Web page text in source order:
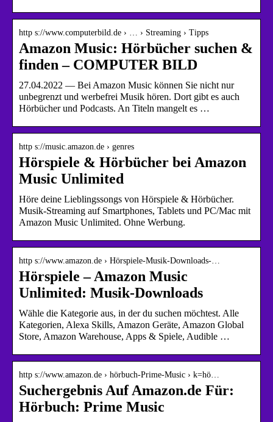
http s://www.computerbild.de › … › Streaming › Tipps
Amazon Music: Hörbücher suchen &
finden – COMPUTER BILD
27.04.2022 — Bei Amazon Music können Sie nicht nur
unbegrenzt und werbefrei Musik hören. Dort gibt es auch
Hörbücher und Podcasts. An Titeln mangelt es …
http s://music.amazon.de › genres
Hörspiele & Hörbücher bei Amazon
Music Unlimited
Höre deine Lieblingssongs von Hörspiele & Hörbücher.
Musik-Streaming auf Smartphones, Tablets und PC/Mac mit
Amazon Music Unlimited. Ohne Werbung.
http s://www.amazon.de › Hörspiele-Musik-Downloads-…
Hörspiele – Amazon Music
Unlimited: Musik-Downloads
Wähle die Kategorie aus, in der du suchen möchtest. Alle
Kategorien, Alexa Skills, Amazon Geräte, Amazon Global
Store, Amazon Warehouse, Apps & Spiele, Audible …
http s://www.amazon.de › hörbuch-Prime-Music › k=hö…
Suchergebnis Auf Amazon.de Für:
Hörbuch: Prime Music